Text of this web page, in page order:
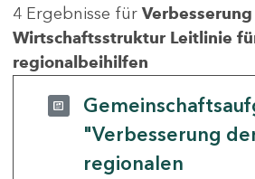
4 Ergebnisse für
Wirtschaftsstruktur Leitlinie
regionalbeihilfen
"Verbesserung
regionalen